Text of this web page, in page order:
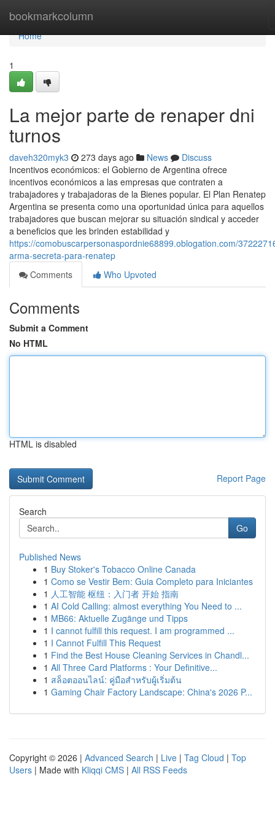
bookmarkcolumn
Home
Home
1
La mejor parte de renaper dni
turnos
daveh320myk3 273 days ago News
Discuss
Incentivos económicos: el Gobierno de Argentina ofrece
incentivos económicos a las empresas que contraten a
trabajadores y trabajadoras de la Bienes popular. El Plan Renatep
Argentina se presenta como una oportunidad única para aquellos
trabajadores que buscan mejorar su situación sindical y acceder
a beneficios que les brinden estabilidad y
https://comobuscarpersonaspordnie68899.oblogation.com/
arma-secreta-para-renatep
Comments
Who Upvoted
Comments
Submit a Comment
No HTML
HTML is disabled
Report Page
Search
Go
Published News
1 Buy Stoker's Tobacco Online Canada
1 Como se Vestir Bem: Guia Completo para Iniciantes
1 人工智能 枢纽：入门者 开始 指南
1 AI Cold Calling: almost everything You Need to ...
1 MB66: Aktuelle Zugänge und Tipps
1 I cannot fulfill this request. I am programmed ...
1 I Cannot Fulfill This Request
1 Find the Best House Cleaning Services in Chandl...
1 All Three Card Platforms : Your Definitive...
1 สล็อตออนไลน์: คู่มือสำหรับผู้เริ่มต้น
1 Gaming Chair Factory Landscape: China's 2026 P...
Copyright © 2026 | Advanced Search | Live | Tag Cloud | Top
Users | Made with Kliqqi CMS | All RSS Feeds